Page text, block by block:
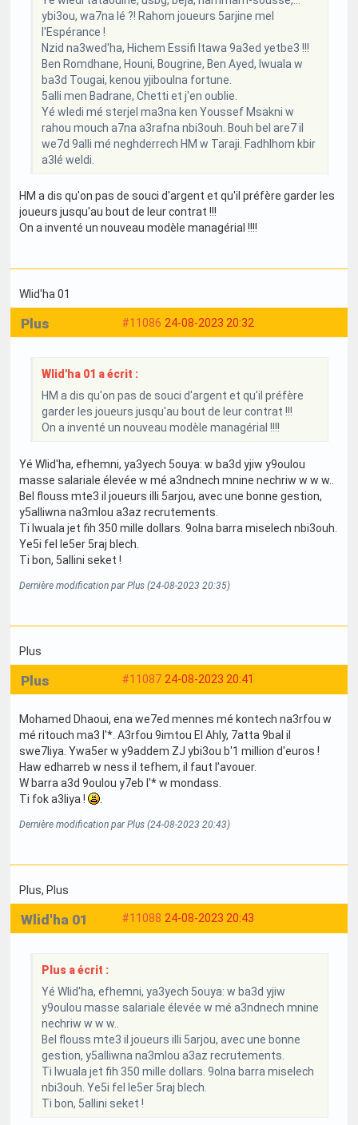
ybi3ou, wa7na lé ?! Rahom joueurs 5arjine mel
l'Espérance !
Nzid na3wed'ha, Hichem Essifi ltawa 9a3ed yetbe3 !!!
Ben Romdhane, Houni, Bougrine, Ben Ayed, Iwuala w
ba3d Tougai, kenou yjiboulna fortune.
5alli men Badrane, Chetti et j'en oublie.
Yé wledi mé sterjel ma3na ken Youssef Msakni w
rahou mouch a7na a3rafna nbi3ouh. Bouh bel are7 il
we7d 9alli mé neghderrech HM w Taraji. Fadhlhom kbir
a3lé weldi.
HM a dis qu'on pas de souci d'argent et qu'il préfère garder les
joueurs jusqu'au bout de leur contrat !!!
On a inventé un nouveau modèle managérial !!!!
Wlid'ha 01
#11086 24-08-2023 20:32
Plus
Wlid'ha 01 a écrit :
HM a dis qu'on pas de souci d'argent et qu'il préfère
garder les joueurs jusqu'au bout de leur contrat !!!
On a inventé un nouveau modèle managérial !!!!
Yé Wlid'ha, efhemni, ya3yech 5ouya: w ba3d yjiw y9oulou
masse salariale élevée w mé a3ndnech mnine nechriw w w w..
Bel flouss mte3 il joueurs illi 5arjou, avec une bonne gestion,
y5alliwna na3mlou a3az recrutements.
Ti Iwuala jet fih 350 mille dollars. 9olna barra miselech nbi3ouh.
Ye5i fel le5er 5raj blech.
Ti bon, 5allini seket !
Dernière modification par Plus (24-08-2023 20:35)
Plus
#11087 24-08-2023 20:41
Plus
Mohamed Dhaoui, ena we7ed mennes mé kontech na3rfou w
mé ritouch ma3 l'*. A3rfou 9imtou El Ahly, 7atta 9bal il
swe7liya. Ywa5er w y9addem ZJ ybi3ou b'1 million d'euros !
Haw edharreb w ness il tefhem, il faut l'avouer.
W barra a3d 9oulou y7eb l'* w mondass.
Ti fok a3liya !
Dernière modification par Plus (24-08-2023 20:43)
Plus, Plus
#11088 24-08-2023 20:43
Wlid'ha 01
Plus a écrit :
Yé Wlid'ha, efhemni, ya3yech 5ouya: w ba3d yjiw
y9oulou masse salariale élevée w mé a3ndnech mnine
nechriw w w w..
Bel flouss mte3 il joueurs illi 5arjou, avec une bonne
gestion, y5alliwna na3mlou a3az recrutements.
Ti Iwuala jet fih 350 mille dollars. 9olna barra miselech
nbi3ouh. Ye5i fel le5er 5raj blech.
Ti bon, 5allini seket !